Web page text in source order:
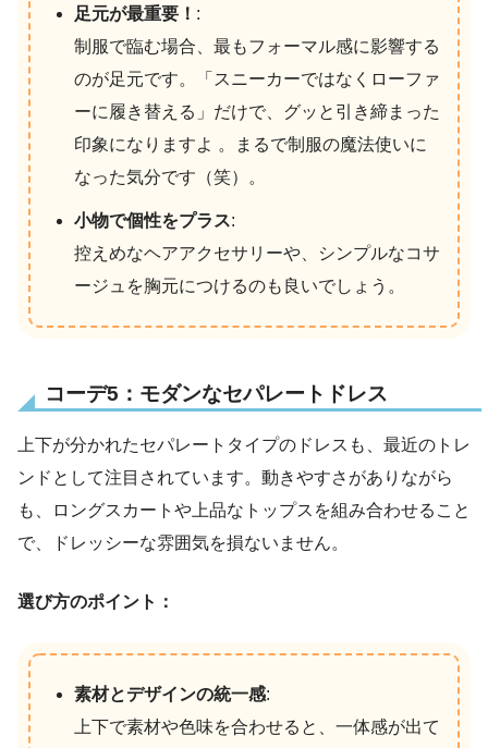
足元が最重要！ :
制服で臨む場合、最もフォーマル感に影響する
のが足元です。「スニーカーではなくローファ
ーに履き替える」だけで、グッと引き締まった
印象になりますよ 。まるで制服の魔法使いに
なった気分です（笑）。
小物で個性をプラス:
控えめなヘアアクセサリーや、シンプルなコサ
ージュを胸元につけるのも良いでしょう。
コーデ5：モダンなセパレートドレス
上下が分かれたセパレートタイプのドレスも、最近のトレ
ンドとして注目されています。動きやすさがありながら
も、ロングスカートや上品なトップスを組み合わせること
で、ドレッシーな雰囲気を損ないません。
選び方のポイント：
素材とデザインの統一感:
上下で素材や色味を合わせると、一体感が出て